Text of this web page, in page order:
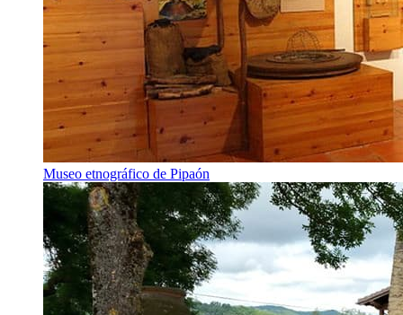
Museo etnográfico de Pipaón